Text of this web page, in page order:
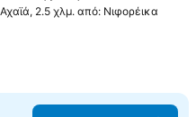
2.5 χλμ. από: Νιφορέικα